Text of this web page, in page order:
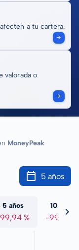
a tu cartera.
valorada o
MoneyPeak
5 años
5 años
%
10 años
-99,98 %